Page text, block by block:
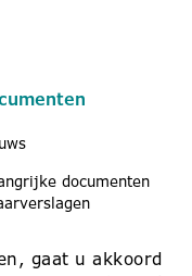
documenten
gaat u akkoord